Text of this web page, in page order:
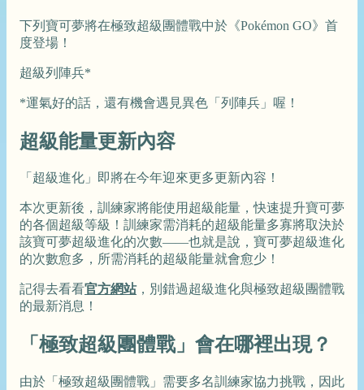
下列寶可夢將在極致超級團體戰中於《Pokémon GO》首
度登場！
超級列陣兵*
*運氣好的話，還有機會遇見異色「列陣兵」喔！
超級能量更新內容
「超級進化」即將在今年迎來更多更新內容！
本次更新後，訓練家將能使用超級能量，快速提升寶可夢
的各個超級等級！訓練家需消耗的超級能量多寡將取決於
該寶可夢超級進化的次數——也就是說，寶可夢超級進化
的次數愈多，所需消耗的超級能量就會愈少！
記得去看看官方網站，別錯過超級進化與極致超級團體戰
的最新消息！
「極致超級團體戰」會在哪裡出現？
由於「極致超級團體戰」需要多名訓練家協力挑戰，因此